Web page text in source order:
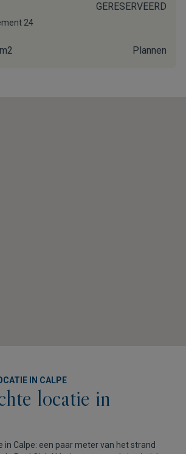
GERESERVEERD
24
Plannen
IN CALPE
locatie in
in Calpe: een paar meter van het strand